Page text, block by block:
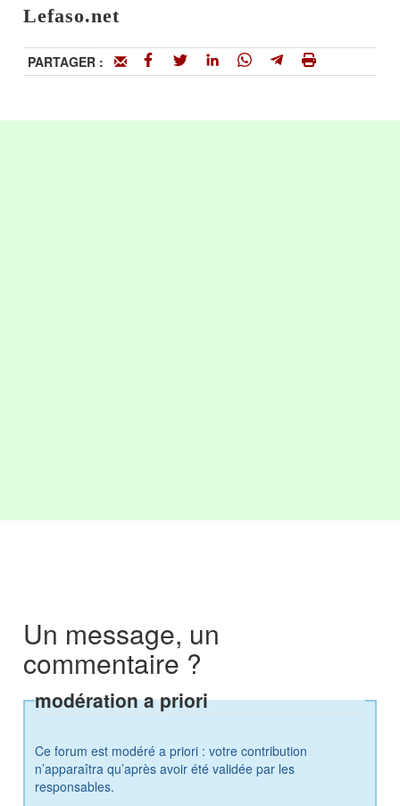
Lefaso.net
PARTAGER :
Un message, un
commentaire ?
modération a priori
Ce forum est modéré a priori : votre contribution
n’apparaîtra qu’après avoir été validée par les
responsables.